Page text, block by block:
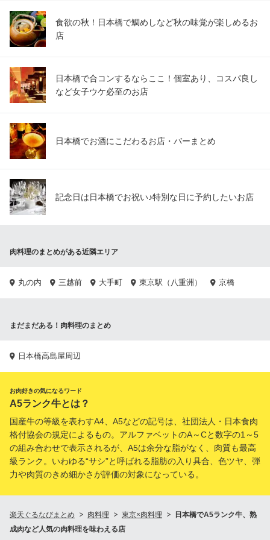
食欲の秋！日本橋で鯛めしなど秋の味覚が楽しめるお
店
日本橋で合コンするならここ！個室あり、コスパ良し
など女子ウケ必至のお店
日本橋でお酒にこだわるお店・バーまとめ
記念日は日本橋でお祝い♪特別な日に予約したいお店
肉料理のまとめがある近隣エリア
丸の内 三越前 大手町 東京駅（八重洲） 京橋
まだまだある！肉料理のまとめ
日本橋高島屋周辺
お肉好きの気になるワード
A5ランク牛とは？
国産牛の等級を表わすA4、A5などの記号は、社団法人・日本食肉
格付協会の規定によるもの。アルファベットのA～Cと数字の1～5
の組み合わせで表示されるが、A5は余分な脂がなく、肉質も最高
級ランク。いわゆる“サシ”と呼ばれる脂肪の入り具合、色ツヤ、弾
力や肉質のきめ細かさが評価の対象になっている。
楽天ぐるなびまとめ 肉料理 東京×肉料理
日本橋でA5ランク牛、熟
成肉など人気の肉料理を味わえる店